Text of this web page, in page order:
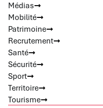
Médias
Mobilité
Patrimoine
Recrutement
Santé
Sécurité
Sport
Territoire
Tourisme